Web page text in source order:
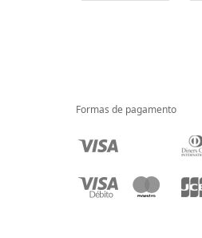
Formas de pagamento